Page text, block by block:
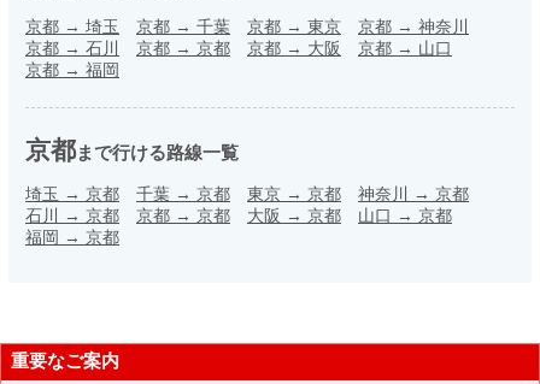
京都 → 埼玉 京都 → 千葉 京都 → 東京 京都 → 神奈川
京都 → 石川 京都 → 京都 京都 → 大阪 京都 → 山口
京都 → 福岡
京都まで行ける路線一覧
埼玉 → 京都 千葉 → 京都 東京 → 京都 神奈川 → 京都
石川 → 京都 京都 → 京都 大阪 → 京都 山口 → 京都
福岡 → 京都
重要なご案内